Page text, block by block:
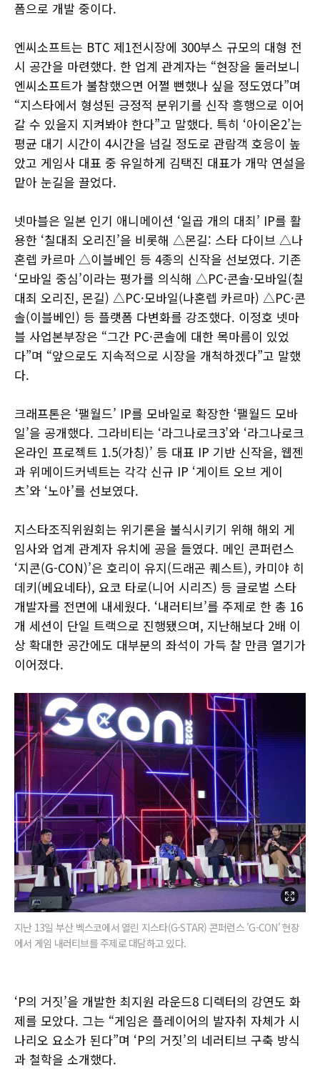
폼으로 개발 중이다.
엔씨소프트는 BTC 제1전시장에 300부스 규모의 대형 전
시 공간을 마련했다. 한 업계 관계자는 “현장을 둘러보니
엔씨소프트가 불참했으면 어쩔 뻔했나 싶을 정도였다”며
“지스타에서 형성된 긍정적 분위기를 신작 흥행으로 이어
갈 수 있을지 지켜봐야 한다”고 말했다. 특히 ‘아이온2’는
평균 대기 시간이 4시간을 넘길 정도로 관람객 호응이 높
았고 게임사 대표 중 유일하게 김택진 대표가 개막 연설을
맡아 눈길을 끌었다.
넷마블은 일본 인기 애니메이션 ‘일곱 개의 대죄’ IP를 활
용한 ‘칠대죄 오리진’을 비롯해 △몬길: 스타 다이브 △나
혼렙 카르마 △이블베인 등 4종의 신작을 선보였다. 기존
‘모바일 중심’이라는 평가를 의식해 △PC·콘솔·모바일(칠
대죄 오리진, 몬길) △PC·모바일(나혼렙 카르마) △PC·콘
솔(이블베인) 등 플랫폼 다변화를 강조했다. 이정호 넷마
블 사업본부장은 “그간 PC·콘솔에 대한 목마름이 있었
다”며 “앞으로도 지속적으로 시장을 개척하겠다”고 말했
다.
크래프톤은 ‘팰월드’ IP를 모바일로 확장한 ‘팰월드 모바
일’을 공개했다. 그라비티는 ‘라그나로크3’와 ‘라그나로크
온라인 프로젝트 1.5(가칭)’ 등 대표 IP 기반 신작을, 웹젠
과 위메이드커넥트는 각각 신규 IP ‘게이트 오브 게이
츠’와 ‘노아’를 선보였다.
지스타조직위원회는 위기론을 불식시키기 위해 해외 게
임사와 업계 관계자 유치에 공을 들였다. 메인 콘퍼런스
‘지콘(G-CON)’은 호리이 유지(드래곤 퀘스트), 카미야 히
데키(베요네타), 요코 타로(니어 시리즈) 등 글로벌 스타
개발자를 전면에 내세웠다. ‘내러티브’를 주제로 한 총 16
개 세션이 단일 트랙으로 진행됐으며, 지난해보다 2배 이
상 확대한 공간에도 대부분의 좌석이 가득 찰 만큼 열기가
이어졌다.
지난 13일 부산 벡스코에서 열린 지스타(G-STAR) 콘퍼런스 'G-CON' 현장
에서 게임 내러티브를 주제로 대담하고 있다.
‘P의 거짓’을 개발한 최지원 라운드8 디렉터의 강연도 화
제를 모았다. 그는 “게임은 플레이어의 발자취 자체가 시
나리오 요소가 된다”며 ‘P의 거짓’의 네러티브 구축 방식
과 철학을 소개했다.